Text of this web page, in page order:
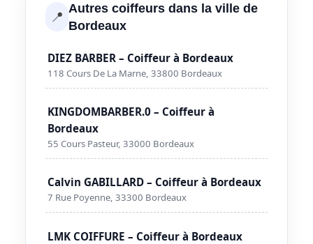
📍 Autres coiffeurs dans la ville de
Bordeaux
DIEZ BARBER – Coiffeur à Bordeaux
118 Cours De La Marne, 33800 Bordeaux
KINGDOMBARBER.0 – Coiffeur à
Bordeaux
55 Cours Pasteur, 33000 Bordeaux
Calvin GABILLARD – Coiffeur à Bordeaux
7 Rue Poyenne, 33300 Bordeaux
LMK COIFFURE – Coiffeur à Bordeaux